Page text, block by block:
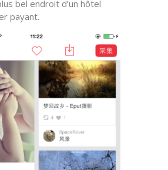
bel endroit d’un hôtel
payant.